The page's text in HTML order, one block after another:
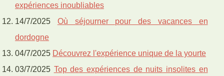
expériences inoubliables
14/7/2025 Où séjourner pour des vacances en
dordogne
04/7/2025 Découvrez l'expérience unique de la yourte
03/7/2025 Top des expériences de nuits insolites en